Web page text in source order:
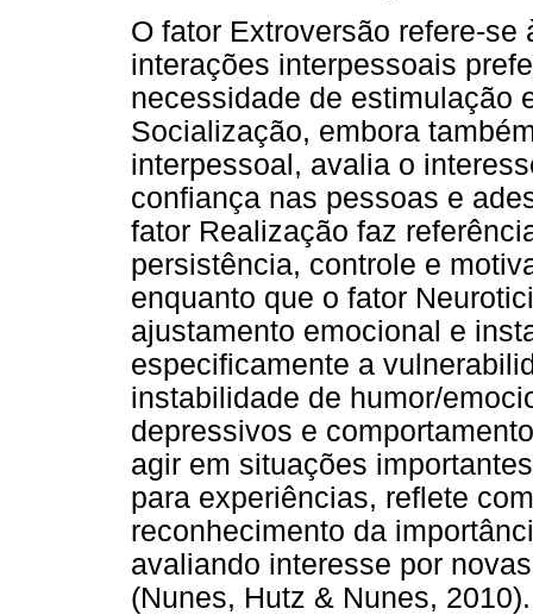
O fator Extroversão refere-
interações interpessoais
necessidade de estimulação
Socialização, embora
interpessoal, avalia o
confiança nas pessoas e
fator Realização faz
persistência, controle e
enquanto que o fator
ajustamento emocional e
especificamente a
instabilidade de humor/
depressivos e
agir em situações
para experiências, reflete
reconhecimento da
avaliando interesse por
(Nunes, Hutz & Nunes, 2010).